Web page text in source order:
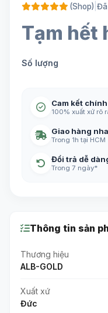
(Shop) Đã
Tạm hết
Số lượng
Cam kết
100% xuất xứ rõ
Giao hàng
Trong 1h tại HCM
Đổi trả dễ
Trong 7 ngày*
Thông tin sản
Thương hiệu
ALB-GOLD
Xuất xứ
Đức